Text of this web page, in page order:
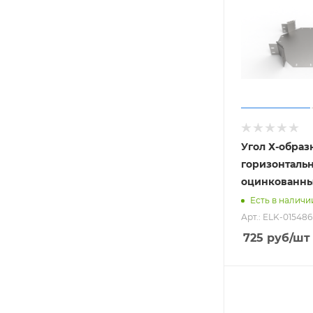
Угол Х-
Есть в
Арт.: ELK-015486
725 руб/шт